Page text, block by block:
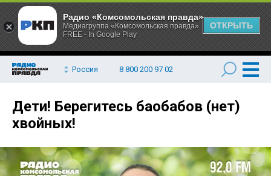
Россия 8 800 200 97 02
Дети! Берегитесь баобабов (нет)
хвойных!
Радио «Комсомольская правда»
Медиагруппа «Комсомольская правда»
FREE - In Google Play
ОТКРЫТЬ